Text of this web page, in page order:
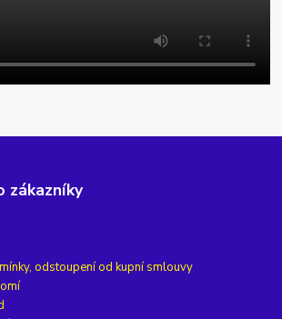
zákazníky
odstoupení od kupní smlouvy